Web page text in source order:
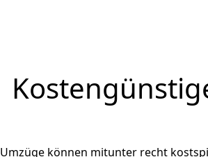
Umzüge können mitunter recht